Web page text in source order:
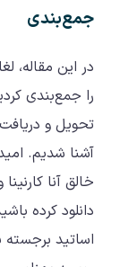
جمع‌بندی
در این مقاله،
را جمع‌بندی
تحویل و دریافت
آشنا شدیم.
دانلود کرده
اساتید برجسته